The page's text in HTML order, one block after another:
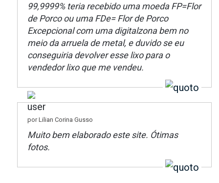
99,9999% teria recebido uma moeda FP=Flor
de Porco ou uma FDe= Flor de Porco
Excepcional com uma digitalzona bem no
meio da arruela de metal, e duvido se eu
conseguiria devolver esse lixo para o
vendedor lixo que me vendeu.
por Lilian Corina Gusso
Muito bem elaborado este site. Ótimas
fotos.